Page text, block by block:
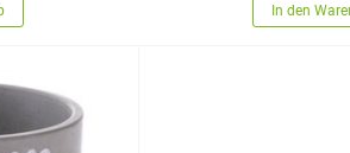
In den